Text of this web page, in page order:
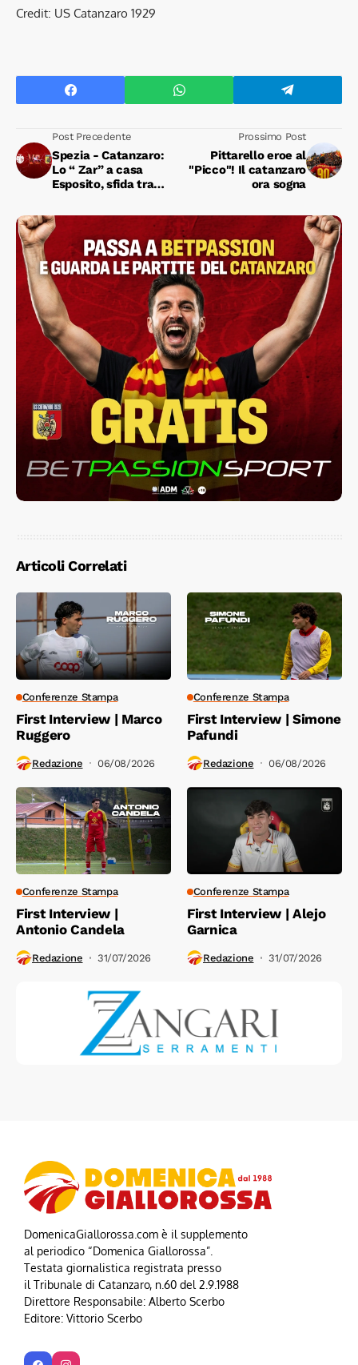
Credit: US Catanzaro 1929
Post Precedente
Spezia - Catanzaro:
Lo “ Zar” a casa
Esposito, sfida tra
Prossimo Post
Pittarello eroe al
"Picco"! Il catanzaro
ora sogna
Articoli Correlati
Conferenze Stampa
First Interview | Marco
Ruggero
Redazione 06/08/2026
Conferenze Stampa
First Interview | Simone
Pafundi
Redazione 06/08/2026
Conferenze Stampa
First Interview |
Antonio Candela
Redazione 31/07/2026
Conferenze Stampa
First Interview | Alejo
Garnica
Redazione 31/07/2026
DomenicaGiallorossa.com è il supplemento
al periodico “Domenica Giallorossa”.
Testata giornalistica registrata presso
il Tribunale di Catanzaro, n.60 del 2.9.1988
Direttore Responsabile: Alberto Scerbo
Editore: Vittorio Scerbo